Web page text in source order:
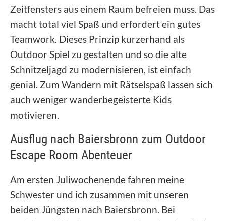
Zeitfensters aus einem Raum befreien muss. Das
macht total viel Spaß und erfordert ein gutes
Teamwork. Dieses Prinzip kurzerhand als
Outdoor Spiel zu gestalten und so die alte
Schnitzeljagd zu modernisieren, ist einfach
genial. Zum Wandern mit Rätselspaß lassen sich
auch weniger wanderbegeisterte Kids
motivieren.
Ausflug nach Baiersbronn zum Outdoor
Escape Room Abenteuer
Am ersten Juliwochenende fahren meine
Schwester und ich zusammen mit unseren
beiden Jüngsten nach Baiersbronn. Bei